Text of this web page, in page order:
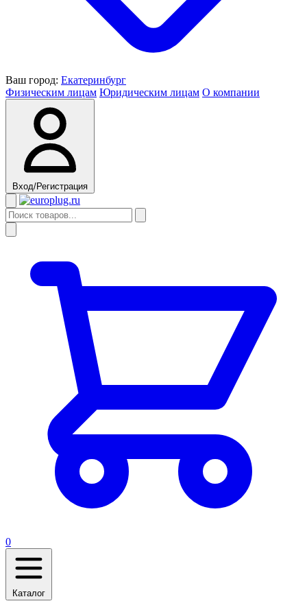
Ваш город: Екатеринбург
Физическим лицам Юридическим лицам О компании
Вход/Регистрация
0
Каталог